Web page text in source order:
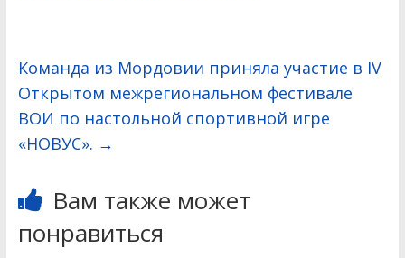
Команда из Мордовии приняла участие в IV
Открытом межрегиональном фестивале
ВОИ по настольной спортивной игре
«НОВУС». →
Вам также может
понравиться